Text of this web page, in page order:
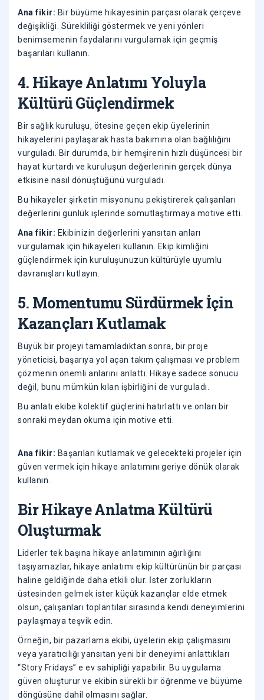
Ana fikir: Bir büyüme hikayesinin parçası olarak çerçeve
değişikliği. Sürekliliği göstermek ve yeni yönleri
benimsemenin faydalarını vurgulamak için geçmiş
başarıları kullanın.
4. Hikaye Anlatımı Yoluyla
Kültürü Güçlendirmek
Bir sağlık kuruluşu, ötesine geçen ekip üyelerinin
hikayelerini paylaşarak hasta bakımına olan bağlılığını
vurguladı. Bir durumda, bir hemşirenin hızlı düşüncesi bir
hayat kurtardı ve kuruluşun değerlerinin gerçek dünya
etkisine nasıl dönüştüğünü vurguladı.
Bu hikayeler şirketin misyonunu pekiştirerek çalışanları
değerlerini günlük işlerinde somutlaştırmaya motive etti.
Ana fikir: Ekibinizin değerlerini yansıtan anları
vurgulamak için hikayeleri kullanın. Ekip kimliğini
güçlendirmek için kuruluşunuzun kültürüyle uyumlu
davranışları kutlayın.
5. Momentumu Sürdürmek İçin
Kazançları Kutlamak
Büyük bir projeyi tamamladıktan sonra, bir proje
yöneticisi, başarıya yol açan takım çalışması ve problem
çözmenin önemli anlarını anlattı. Hikaye sadece sonucu
değil, bunu mümkün kılan işbirliğini de vurguladı.
Bu anlatı ekibe kolektif güçlerini hatırlattı ve onları bir
sonraki meydan okuma için motive etti.
Ana fikir: Başarıları kutlamak ve gelecekteki projeler için
güven vermek için hikaye anlatımını geriye dönük olarak
kullanın.
Bir Hikaye Anlatma Kültürü
Oluşturmak
Liderler tek başına hikaye anlatımının ağırlığını
taşıyamazlar, hikaye anlatımı ekip kültürünün bir parçası
haline geldiğinde daha etkili olur. İster zorlukların
üstesinden gelmek ister küçük kazançlar elde etmek
olsun, çalışanları toplantılar sırasında kendi deneyimlerini
paylaşmaya teşvik edin.
Örneğin, bir pazarlama ekibi, üyelerin ekip çalışmasını
veya yaratıcılığı yansıtan yeni bir deneyimi anlattıkları
“Story Fridays” e ev sahipliği yapabilir. Bu uygulama
güven oluşturur ve ekibin sürekli bir öğrenme ve büyüme
döngüsüne dahil olmasını sağlar.